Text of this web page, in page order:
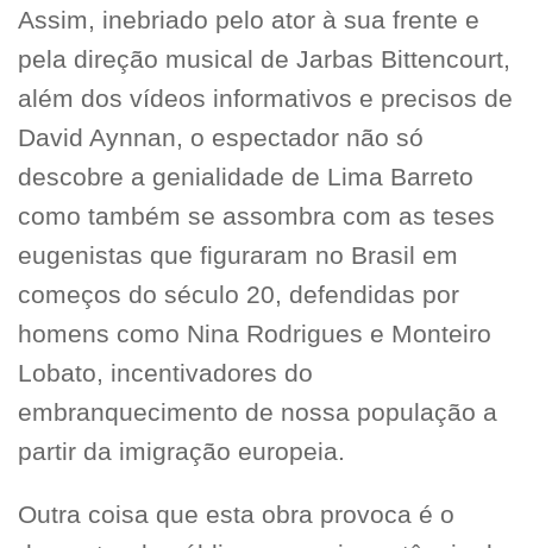
Assim, inebriado pelo ator à sua frente e
pela direção musical de Jarbas Bittencourt,
além dos vídeos informativos e precisos de
David Aynnan, o espectador não só
descobre a genialidade de Lima Barreto
como também se assombra com as teses
eugenistas que figuraram no Brasil em
começos do século 20, defendidas por
homens como Nina Rodrigues e Monteiro
Lobato, incentivadores do
embranquecimento de nossa população a
partir da imigração europeia.
Outra coisa que esta obra provoca é o